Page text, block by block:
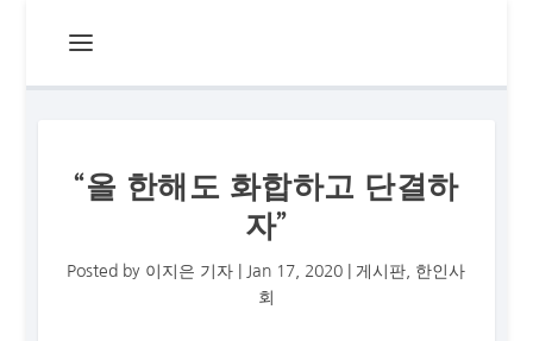
“올 한해도 화합하고 단결하
자”
Posted by 이지은 기자 Jan 17, 2020 게시판
한인사
회